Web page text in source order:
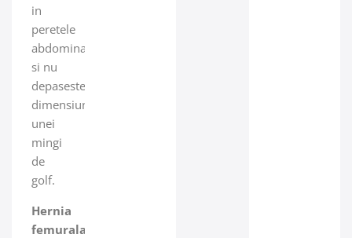
in
peretele
abdominal
si nu
depaseste
dimensiunea
unei
mingi
de
golf.
Hernia
femurala